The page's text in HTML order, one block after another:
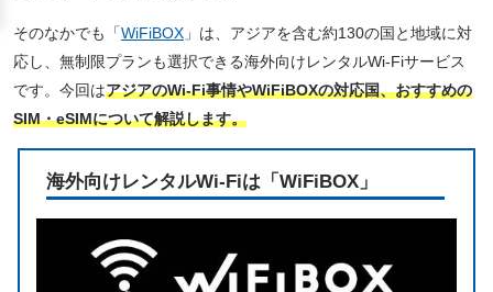
そのなかでも「WiFiBOX 」は、アジアを含む約130の国と地域に対
応し、無制限プランも選択できる海外向けレンタルWi-Fiサービス
です。今回はアジアのWi-Fi事情やWiFiBOXの対応国、おすすめの
SIM・eSIMについて解説します。
海外向けレンタルWi-Fiは「WiFiBOX」